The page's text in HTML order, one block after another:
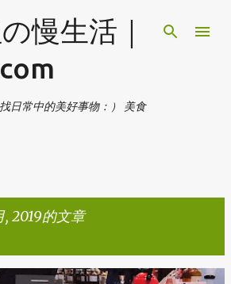
跳到主要內容
慢生活｜
日常中的美好事物：） 美食
2019的文章